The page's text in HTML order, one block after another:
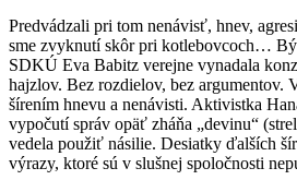
Predvádzali pri tom nenávisť, hnev,
sme zvyknutí skôr pri kotlebovcoch…
SDKÚ Eva Babitz verejne vynadala
hajzlov. Bez rozdielov, bez argumentov.
šírením hnevu a nenávisti. Aktivistka
vypočutí správ opäť zháňa „devinu“
vedela použiť násilie. Desiatky ďalších
výrazy, ktoré sú v slušnej spoločnosti